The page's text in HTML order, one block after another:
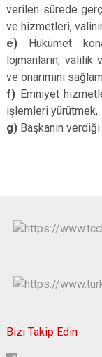
verilen sürede
ve hizmetleri,
e) Hükümet
lojmanların, valilik
ve onarımını
f) Emniyet
işlemleri yürütmek,
g) Başkanın
Bizi Takip Edin